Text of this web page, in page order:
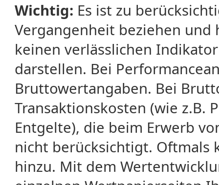
Wichtig: Es ist zu
Vergangenheit beziehen
keinen verlässlichen
darstellen. Bei
Bruttowertangaben. Bei
Transaktionskosten (wie z.B.
Entgelte), die beim Erwerb
nicht berücksichtigt. Oftmals
hinzu. Mit dem